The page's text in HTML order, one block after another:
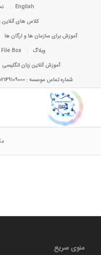
English
کلاس های آنلاین
آموزش برای سازمان ها و ارگان ها
وبلاگ
File Box
آموزش آنلاین زبان انگلیسی
شماره تماس موسسه : 02149109000 دانشجویان بین الملل : 5965-822-201 1+
منوی سریع